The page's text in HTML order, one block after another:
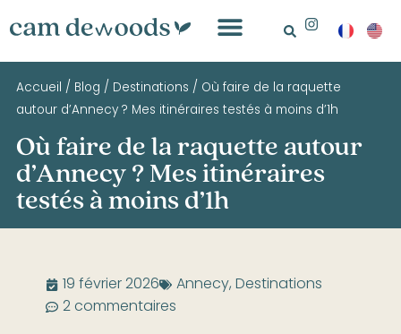
Accueil / Blog / Destinations / Où faire de la raquette
autour d’Annecy ? Mes itinéraires testés à moins d’1h
Où faire de la raquette autour
d’Annecy ? Mes itinéraires
testés à moins d’1h
19 février 2026 Annecy,Destinations
2 commentaires